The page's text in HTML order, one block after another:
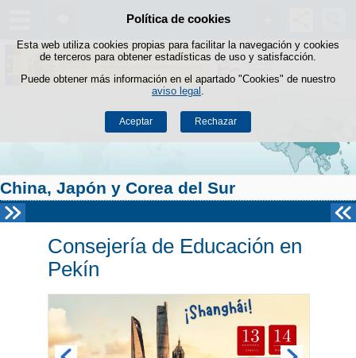
Política de cookies
Esta web utiliza cookies propias para facilitar la navegación y cookies
de terceros para obtener estadísticas de uso y satisfacción.
Puede obtener más información en el apartado "Cookies" de nuestro
aviso legal
Aceptar Rechazar
Saltar al contenido
China, Japón y Corea del Sur
Consejería de Educación en
Pekín